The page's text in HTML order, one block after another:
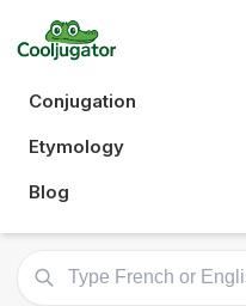
Conjugation
Etymology
Blog